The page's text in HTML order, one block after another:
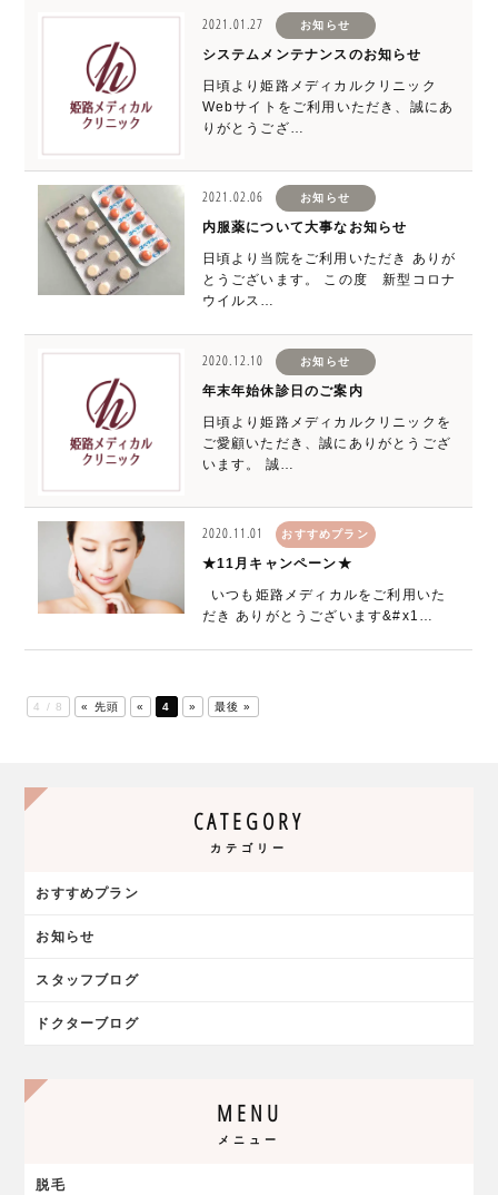
2021.01.27 お知らせ
システムメンテナンスのお知らせ
日頃より姫路メディカルクリニック
Webサイトをご利用いただき、誠にあ
りがとうござ…
2021.02.06 お知らせ
内服薬について大事なお知らせ
日頃より当院をご利用いただき ありが
とうございます。 この度 新型コロナ
ウイルス…
2020.12.10 お知らせ
年末年始休診日のご案内
日頃より姫路メディカルクリニックを
ご愛顧いただき、誠にありがとうござ
います。 誠…
2020.11.01 おすすめプラン
★11月キャンペーン★
いつも姫路メディカルをご利用いた
だき ありがとうございます&#x1…
4 / 8 « 先頭 « 4 » 最後 »
CATEGORY
カテゴリー
おすすめプラン
お知らせ
スタッフブログ
ドクターブログ
MENU
メニュー
脱毛